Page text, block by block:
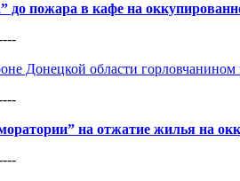
до пожара в кафе на
Донецкой области
на отжатие жилья на